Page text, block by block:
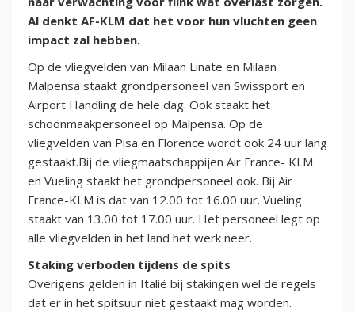
Al denkt AF-KLM dat het voor hun vluchten geen
impact zal hebben.
Op de vliegvelden van Milaan Linate en Milaan
Malpensa staakt grondpersoneel van Swissport en
Airport Handling de hele dag. Ook staakt het
schoonmaakpersoneel op Malpensa. Op de
vliegvelden van Pisa en Florence wordt ook 24 uur lang
gestaakt.Bij de vliegmaatschappijen Air France- KLM
en Vueling staakt het grondpersoneel ook. Bij Air
France-KLM is dat van 12.00 tot 16.00 uur. Vueling
staakt van 13.00 tot 17.00 uur. Het personeel legt op
alle vliegvelden in het land het werk neer.
Staking verboden tijdens de spits
Overigens gelden in Italië bij stakingen wel de regels
dat er in het spitsuur niet gestaakt mag worden.